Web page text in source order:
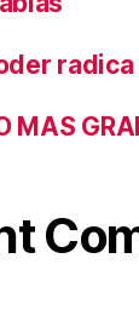
MAS